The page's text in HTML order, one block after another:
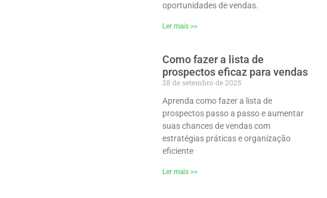
oportunidades de vendas.
Ler mais >>
Como fazer a lista de
prospectos eficaz para vendas
28 de setembro de 2025
Aprenda como fazer a lista de
prospectos passo a passo e aumentar
suas chances de vendas com
estratégias práticas e organização
eficiente
Ler mais >>